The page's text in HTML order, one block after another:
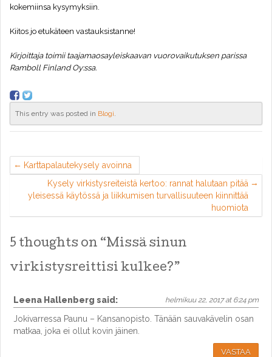
kokemiinsa kysymyksiin.
Kiitos jo etukäteen vastauksistanne!
Kirjoittaja toimii taajamaosayleiskaavan vuorovaikutuksen parissa
Ramboll Finland Oy:ssa.
This entry was posted in Blogi
Karttapalautekysely avoinna
Kysely virkistysreiteistä kertoo: rannat halutaan pitää
yleisessä käytössä ja liikkumisen turvallisuuteen kiinnittää
huomiota
5 thoughts on “Missä sinun
virkistysreittisi kulkee?”
Leena Hallenberg said: helmikuu 22, 2017 at 6:24 pm
Jokivarressa Paunu – Kansanopisto. Tänään sauvakävelin osan
matkaa, joka ei ollut kovin jäinen.
VASTAA